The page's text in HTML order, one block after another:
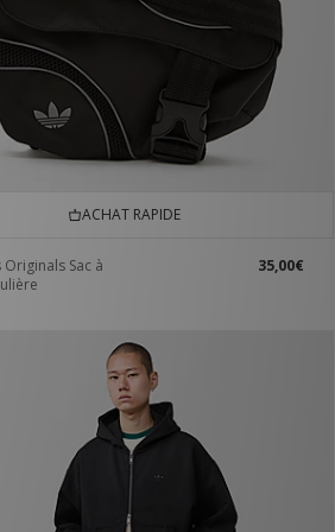
ACHAT RAPIDE
Sac à
35,00€